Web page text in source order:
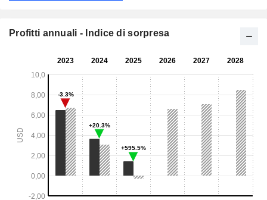
Profitti annuali - Indice di sorpresa